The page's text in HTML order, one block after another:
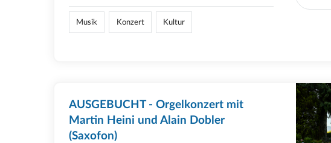
Musik Konzert Kultur
AUSGEBUCHT - Orgelkonzert mit
Martin Heini und Alain Dobler
(Saxofon)